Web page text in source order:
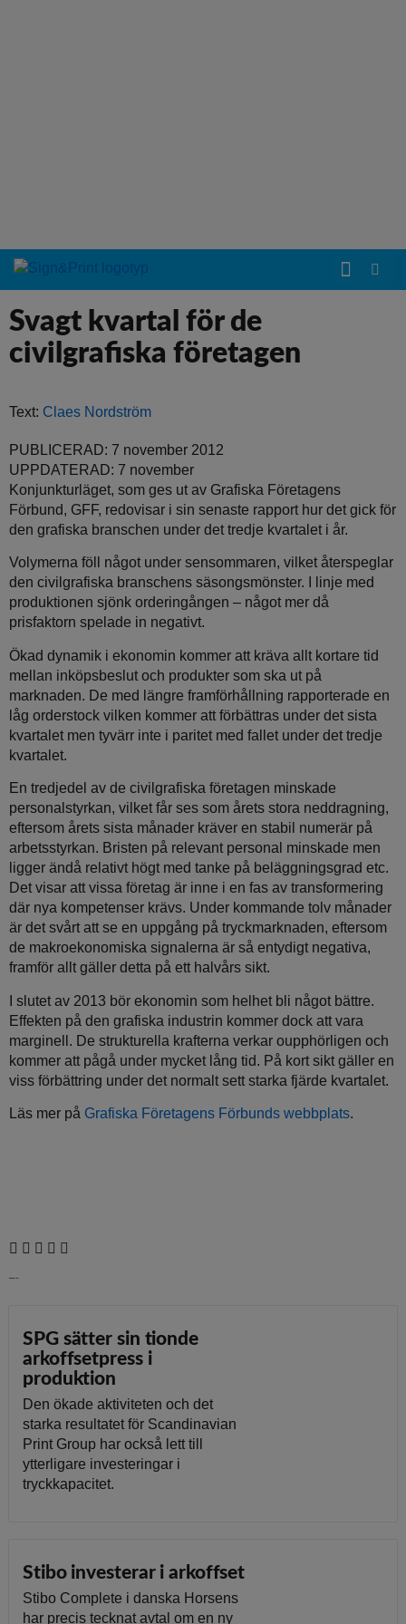
Svagt kvartal för de
civilgrafiska företagen
Text: Claes Nordström
PUBLICERAD: 7 november 2012
UPPDATERAD: 7 november
Konjunkturläget, som ges ut av Grafiska Företagens
Förbund, GFF, redovisar i sin senaste rapport hur det gick för
den grafiska branschen under det tredje kvartalet i år.
Volymerna föll något under sensommaren, vilket återspeglar
den civilgrafiska branschens säsongsmönster. I linje med
produktionen sjönk orderingången – något mer då
prisfaktorn spelade in negativt.
Ökad dynamik i ekonomin kommer att kräva allt kortare tid
mellan inköpsbeslut och produkter som ska ut på
marknaden. De med längre framförhållning rapporterade en
låg orderstock vilken kommer att förbättras under det sista
kvartalet men tyvärr inte i paritet med fallet under det tredje
kvartalet.
En tredjedel av de civilgrafiska företagen minskade
personalstyrkan, vilket får ses som årets stora neddragning,
eftersom årets sista månader kräver en stabil numerär på
arbetsstyrkan. Bristen på relevant personal minskade men
ligger ändå relativt högt med tanke på beläggningsgrad etc.
Det visar att vissa företag är inne i en fas av transformering
där nya kompetenser krävs. Under kommande tolv månader
är det svårt att se en uppgång på tryckmarknaden, eftersom
de makroekonomiska signalerna är så entydigt negativa,
framför allt gäller detta på ett halvårs sikt.
I slutet av 2013 bör ekonomin som helhet bli något bättre.
Effekten på den grafiska industrin kommer dock att vara
marginell. De strukturella krafterna verkar oupphörligen och
kommer att pågå under mycket lång tid. På kort sikt gäller en
viss förbättring under det normalt sett starka fjärde kvartalet.
Läs mer på Grafiska Företagens Förbunds webbplats.
SPG sätter sin tionde
arkoffsetpress i
produktion
Den ökade aktiviteten och det
starka resultatet för Scandinavian
Print Group har också lett till
ytterligare investeringar i
tryckkapacitet.
Stibo investerar i arkoffset
Stibo Complete i danska Horsens
har precis tecknat avtal om en ny